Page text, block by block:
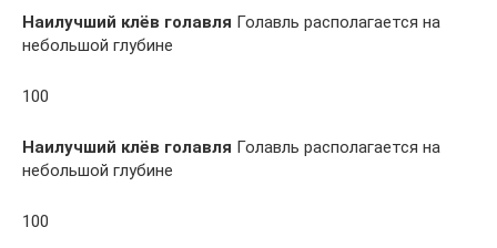
Наилучший клёв голавля Голавль располагается на
небольшой глубине
100
Наилучший клёв голавля Голавль располагается на
небольшой глубине
100